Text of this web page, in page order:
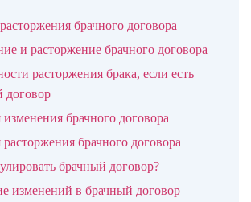
брачного договора
и расторжение брачного договора
расторжения брака, если есть
договор
изменения брачного договора
расторжения брачного договора
брачный договор?
изменений в брачный договор